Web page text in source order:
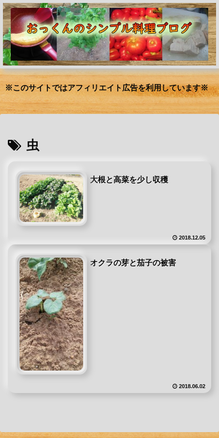
※このサイトではアフィリエイト広告を利用しています※
虫
大根と高菜を少し収穫
2018.12.05
オクラの芽と茄子の被害
2018.06.02